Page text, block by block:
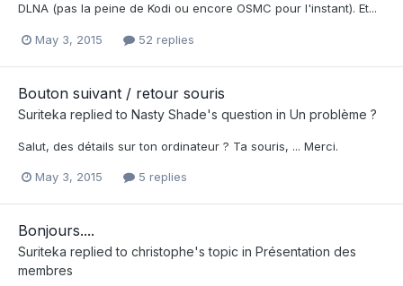
DLNA (pas la peine de Kodi ou encore OSMC pour l'instant). Et...
May 3, 2015 52 replies
Bouton suivant / retour souris
Suriteka replied to Nasty Shade's question in Un problème ?
Salut, des détails sur ton ordinateur ? Ta souris, ... Merci.
May 3, 2015 5 replies
Bonjours....
Suriteka replied to christophe's topic in Présentation des
membres